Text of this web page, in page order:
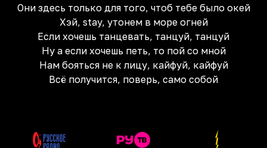
Они здесь только для того, чтоб тебе было окей
Хэй, stay, утонем в море огней
Если хочешь танцевать, танцуй, танцуй
Ну а если хочешь петь, то пой со мной
Нам бояться не к лицу, кайфуй, кайфуй
Всё получится, поверь, само собой